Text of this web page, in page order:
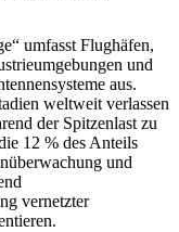
umfasst Flughäfen,
und
aus.
weltweit verlassen
der Spitzenlast zu
12 % des Anteils
und
vernetzter